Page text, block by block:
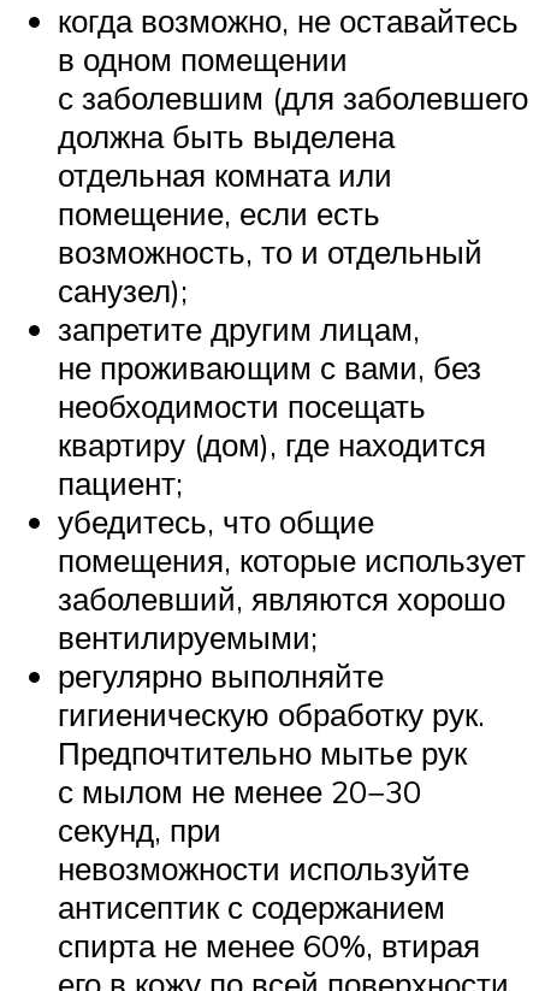
когда возможно, не оставайтесь
в одном помещении
с заболевшим (для заболевшего
должна быть выделена
отдельная комната или
помещение, если есть
возможность, то и отдельный
санузел);
запретите другим лицам,
не проживающим с вами, без
необходимости посещать
квартиру (дом), где находится
пациент;
убедитесь, что общие
помещения, которые использует
заболевший, являются хорошо
вентилируемыми;
регулярно выполняйте
гигиеническую обработку рук.
Предпочтительно мытье рук
с мылом не менее 20−30
секунд, при
невозможности используйте
антисептик с содержанием
спирта не менее 60%, втирая